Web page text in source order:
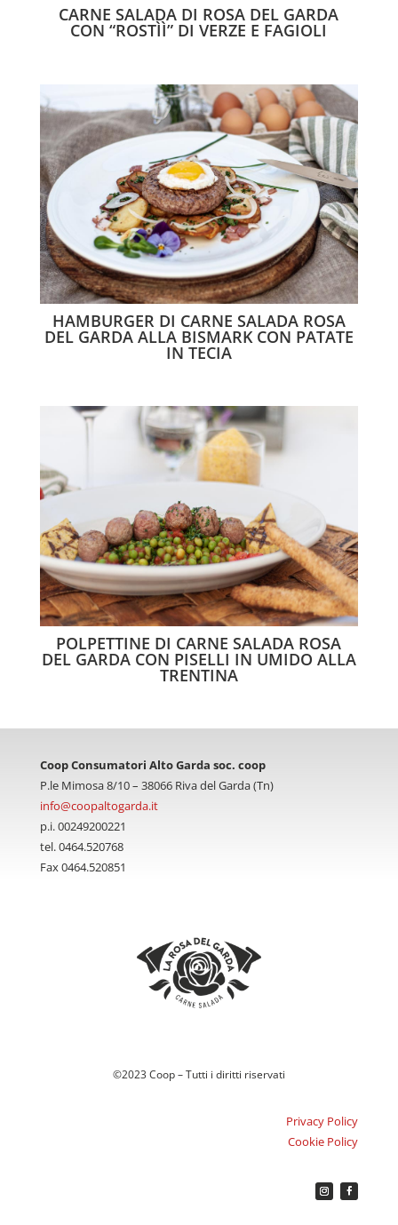
CARNE SALADA DI ROSA DEL GARDA
CON “ROSTÌÌ” DI VERZE E FAGIOLI
HAMBURGER DI CARNE SALADA ROSA
DEL GARDA ALLA BISMARK CON PATATE
IN TECIA
POLPETTINE DI CARNE SALADA ROSA
DEL GARDA CON PISELLI IN UMIDO ALLA
TRENTINA
Coop Consumatori Alto Garda soc. coop
P.le Mimosa 8/10 – 38066 Riva del Garda (Tn)
info@coopaltogarda.it
p.i. 00249200221
tel. 0464.520768
Fax 0464.520851
©2023 Coop – Tutti i diritti riservati
Privacy Policy
Cookie Policy